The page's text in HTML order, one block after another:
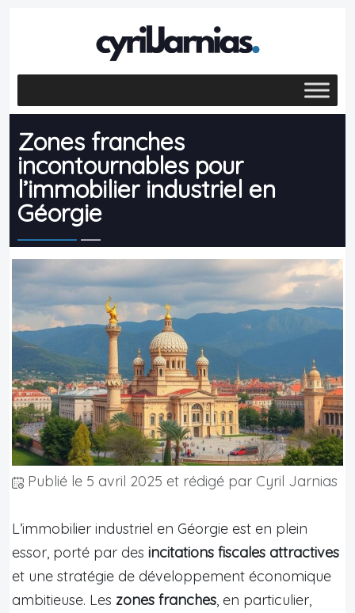
Zones franches
incontournables pour
l’immobilier industriel en
Géorgie
Publié le 5 avril 2025 et rédigé par Cyril Jarnias
L’immobilier industriel en Géorgie est en plein
essor, porté par des incitations fiscales attractives
et une stratégie de développement économique
ambitieuse. Les zones franches, en particulier,